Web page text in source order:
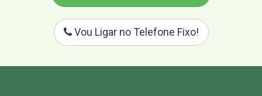
Vou Ligar no Telefone Fixo!